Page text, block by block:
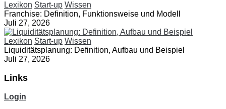
Lexikon Start-up Wissen
Franchise: Definition, Funktionsweise und Modell
Juli 27, 2026
Lexikon Start-up Wissen
Liquiditätsplanung: Definition, Aufbau und Beispiel
Juli 27, 2026
Links
Login